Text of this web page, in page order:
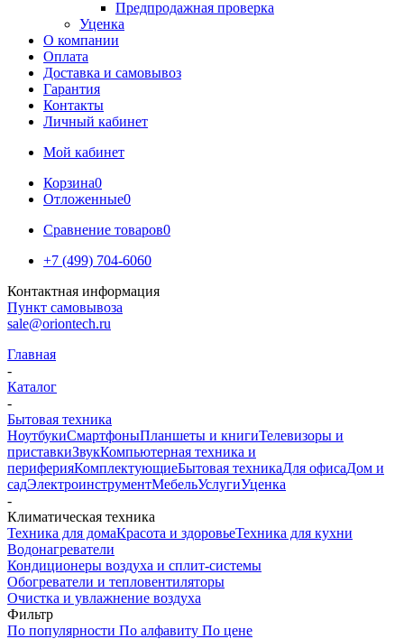
Предпродажная проверка
Уценка
О компании
Оплата
Доставка и самовывоз
Гарантия
Контакты
Личный кабинет
Мой кабинет
Корзина0
Отложенные0
Сравнение товаров0
+7 (499) 704-6060
Контактная информация
Пункт самовывоза
sale@oriontech.ru
Главная
-
Каталог
-
Бытовая техника
НоутбукиСмартфоныПланшеты и книгиТелевизоры и
приставкиЗвукКомпьютерная техника и
периферияКомплектующиеБытовая техникаДля офисаДом и
садЭлектроинструментМебельУслугиУценка
-
Климатическая техника
Техника для домаКрасота и здоровьеТехника для кухни
Водонагреватели
Кондиционеры воздуха и сплит-системы
Обогреватели и тепловентиляторы
Очистка и увлажнение воздуха
Фильтр
По популярности По алфавиту По цене